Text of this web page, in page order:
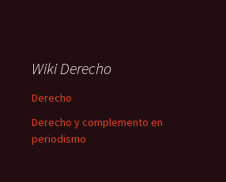
Wiki Derecho
Derecho
Derecho y complemento en
periodismo